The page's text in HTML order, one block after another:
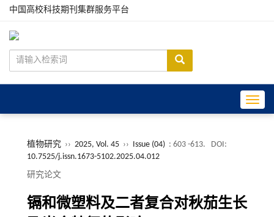
中国高校科技期刊集群服务平台
植物研究 ›› 2025, Vol. 45 ›› Issue (04) : 603 -613.
DOI:
10.7525/j.issn.1673-5102.2025.04.012
研究论文
镉和微塑料及二者复合对秋茄生长